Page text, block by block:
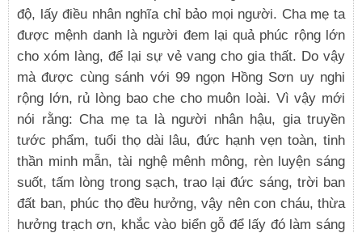
độ, lấy điều nhân nghĩa chỉ bảo mọi người. Cha mẹ ta
được mệnh danh là người đem lại quả phúc rộng lớn
cho xóm làng, để lại sự vẻ vang cho gia thất. Do vậy
mà được cùng sánh với 99 ngọn Hồng Sơn uy nghi
rộng lớn, rủ lòng bao che cho muôn loài. Vì vậy mới
nói rằng: Cha mẹ ta là người nhân hậu, gia truyền
tước phẩm, tuổi thọ dài lâu, đức hạnh vẹn toàn, tinh
thần minh mẫn, tài nghệ mênh mông, rèn luyện sáng
suốt, tấm lòng trong sạch, trao lại đức sáng, trời ban
đất ban, phúc thọ đều hưởng, vậy nên con cháu, thừa
hưởng trạch ơn, khắc vào biển gỗ để lấy đó làm sáng